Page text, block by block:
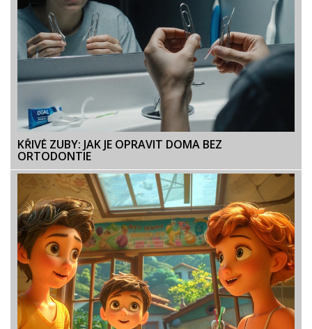
KŘIVÉ ZUBY: JAK JE OPRAVIT DOMA BEZ
ORTODONTIE